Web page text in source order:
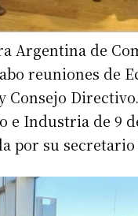
Argentina de
reuniones de
Consejo
e Industria de 9
por su